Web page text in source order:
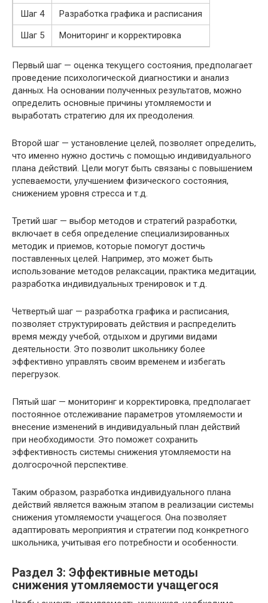
Шаг 4
Разработка графика и расписания
Шаг 5
Мониторинг и корректировка
Первый шаг — оценка текущего состояния, предполагает
проведение психологической диагностики и анализ
данных. На основании полученных результатов, можно
определить основные причины утомляемости и
выработать стратегию для их преодоления.
Второй шаг — установление целей, позволяет определить,
что именно нужно достичь с помощью индивидуального
плана действий. Цели могут быть связаны с повышением
успеваемости, улучшением физического состояния,
снижением уровня стресса и т.д.
Третий шаг — выбор методов и стратегий разработки,
включает в себя определение специализированных
методик и приемов, которые помогут достичь
поставленных целей. Например, это может быть
использование методов релаксации, практика медитации,
разработка индивидуальных тренировок и т.д.
Четвертый шаг — разработка графика и расписания,
позволяет структурировать действия и распределить
время между учебой, отдыхом и другими видами
деятельности. Это позволит школьнику более
эффективно управлять своим временем и избегать
перегрузок.
Пятый шаг — мониторинг и корректировка, предполагает
постоянное отслеживание параметров утомляемости и
внесение изменений в индивидуальный план действий
при необходимости. Это поможет сохранить
эффективность системы снижения утомляемости на
долгосрочной перспективе.
Таким образом, разработка индивидуального плана
действий является важным этапом в реализации системы
снижения утомляемости учащегося. Она позволяет
адаптировать мероприятия и стратегии под конкретного
школьника, учитывая его потребности и особенности.
Раздел 3: Эффективные методы
снижения утомляемости учащегося